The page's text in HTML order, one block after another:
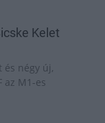
Kelet
és négy új,
az M1-es